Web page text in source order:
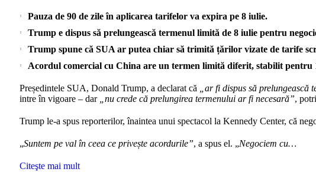
Pauza de 90 de zile în aplicarea tarifelor va expira pe 8 iulie.
Trump e dispus să prelungească termenul limită de 8 iulie pentru
Trump spune că SUA ar putea chiar să trimită țărilor vizate de tarife
Acordul comercial cu China are un termen limită diferit, stabilit pentru
Președintele SUA, Donald Trump, a declarat că „ar fi dispus să
intre în vigoare – dar
„nu crede că prelungirea termenului ar fi necesară”,
Trump le-a spus reporterilor, înaintea unui spectacol la Kennedy Center, că
„Suntem pe val în ceea ce privește acordurile”, a spus el. „Negociem cu…
Citeşte mai mult